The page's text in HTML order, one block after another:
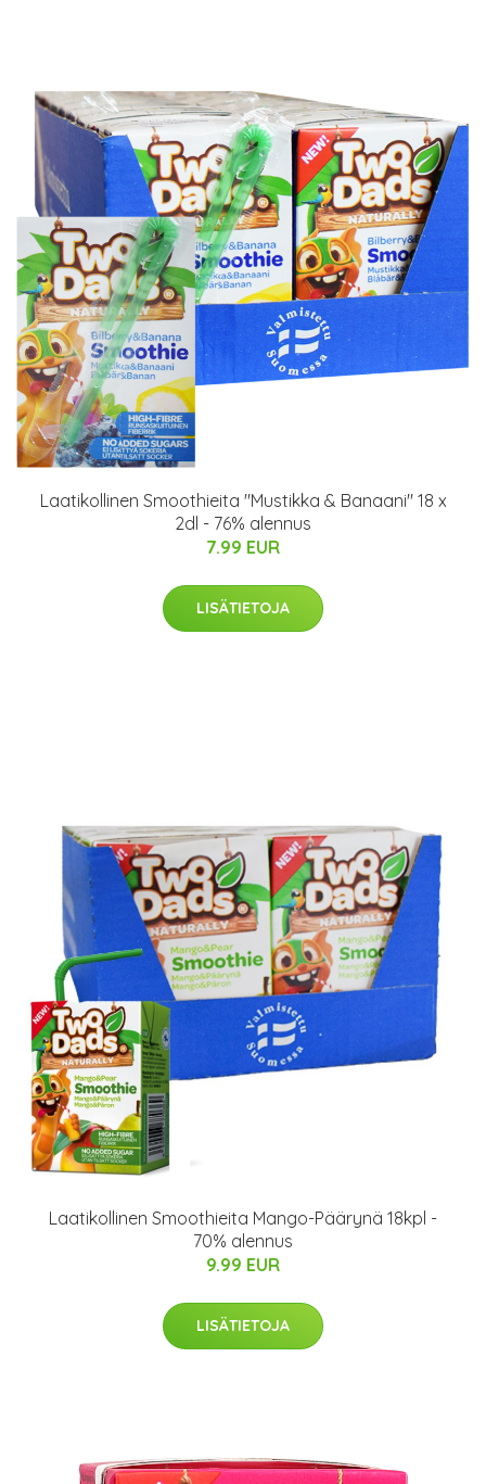
Laatikollinen Smoothieita "Mustikka & Banaani" 18 x
2dl - 76% alennus
7.99 EUR
LISÄTIETOJA
Laatikollinen Smoothieita Mango-Päärynä 18kpl -
70% alennus
9.99 EUR
LISÄTIETOJA